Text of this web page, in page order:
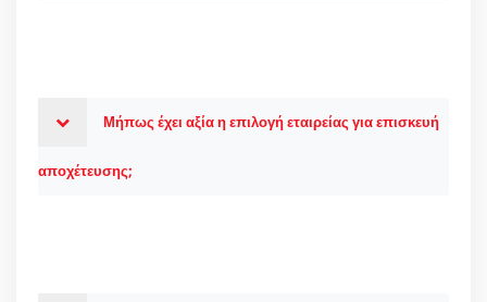
Μήπως έχει αξία η επιλογή εταιρείας για επισκευή
αποχέτευσης;